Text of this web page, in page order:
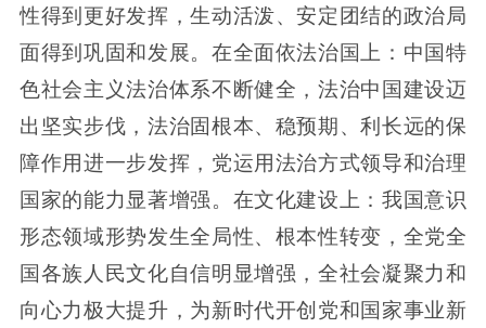
性得到更好发挥，生动活泼、安定团结的政治局
面得到巩固和发展。在全面依法治国上：中国特
色社会主义法治体系不断健全，法治中国建设迈
出坚实步伐，法治固根本、稳预期、利长远的保
障作用进一步发挥，党运用法治方式领导和治理
国家的能力显著增强。在文化建设上：我国意识
形态领域形势发生全局性、根本性转变，全党全
国各族人民文化自信明显增强，全社会凝聚力和
向心力极大提升，为新时代开创党和国家事业新